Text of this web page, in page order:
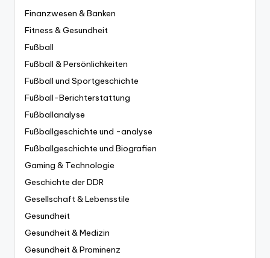
Finanzwesen & Banken
Fitness & Gesundheit
Fußball
Fußball & Persönlichkeiten
Fußball und Sportgeschichte
Fußball-Berichterstattung
Fußballanalyse
Fußballgeschichte und -analyse
Fußballgeschichte und Biografien
Gaming & Technologie
Geschichte der DDR
Gesellschaft & Lebensstile
Gesundheit
Gesundheit & Medizin
Gesundheit & Prominenz